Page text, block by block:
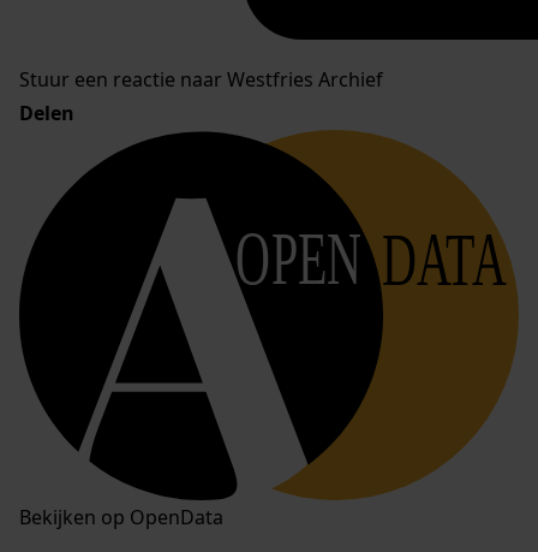
Stuur een reactie naar Westfries Archief
Delen
OPEN DATA
Bekijken op OpenData